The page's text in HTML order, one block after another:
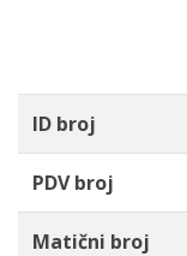
ID broj
PDV broj
Matični broj